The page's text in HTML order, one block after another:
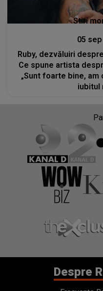
Stiri
05
Ruby, dezvăluiri
Ce spune artista
„Sunt foarte bine, am
iubitul
Despre